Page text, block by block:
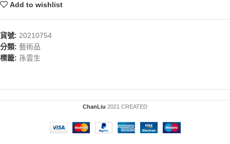
Add to wishlist
貨號: 20210754
分類: 藝術品
標籤: 孫雲生
ChanLiu 2021 CREATED